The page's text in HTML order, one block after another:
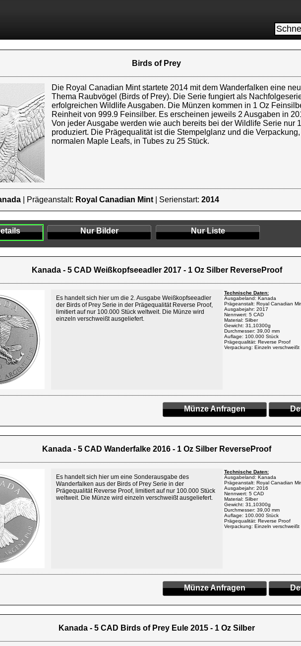
Birds of Prey
Die Royal Canadian Mint startete 2014 mit dem Wanderfalken eine
Thema Raubvögel (Birds of Prey). Die Serie fungiert als
erfolgreichen Wildlife Ausgaben. Die Münzen kommen in 1 Oz
Reinheit von 999.9 Feinsilber. Es erscheinen jeweils 2 Ausgaben in
Von jeder Ausgabe werden wie auch bereits bei der Wildlife Serie nur
produziert. Die Prägequalität ist die Stempelglanz und die
normalen Maple Leafs, in Tubes zu 25 Stück.
| Prägeanstalt: Royal Canadian Mint | Serienstart: 2014
Nur Bilder Nur Liste
Kanada - 5 CAD Weißkopfseeadler 2017 - 1 Oz Silber ReverseProof
Es handelt sich hier um die 2. Ausgabe Weißkopfseeadler
der Birds of Prey Serie in der Prägequalität Reverse Proof,
limitiert auf nur 100.000 Stück weltweit. Die Münze wird
einzeln verschweißt ausgeliefert.
Technische Daten:
Ausgabeland: Kanada
Prägeanstalt: Royal Canadian
Ausgabejahr: 2017
Nennwert: 5 CAD
Material: Silber
Gewicht: 31,10300g
Durchmesser: 39,00 mm
Auflage: 100.000 Stück
Prägequalität: Reverse Proof
Verpackung: Einzeln verschweißt
Münze Anfragen
Kanada - 5 CAD Wanderfalke 2016 - 1 Oz Silber ReverseProof
Es handelt sich hier um eine Sonderausgabe des
Wanderfalken aus der Birds of Prey Serie in der
Prägequalität Reverse Proof, limitiert auf nur 100.000 Stück
weltweit. Die Münze wird einzeln verschweißt ausgeliefert.
Technische Daten:
Ausgabeland: Kanada
Prägeanstalt: Royal Canadian
Ausgabejahr: 2016
Nennwert: 5 CAD
Material: Silber
Gewicht: 31,10300g
Durchmesser: 39,00 mm
Auflage: 100.000 Stück
Prägequalität: Reverse Proof
Verpackung: Einzeln verschweißt
Münze Anfragen
Kanada - 5 CAD Birds of Prey Eule 2015 - 1 Oz Silber